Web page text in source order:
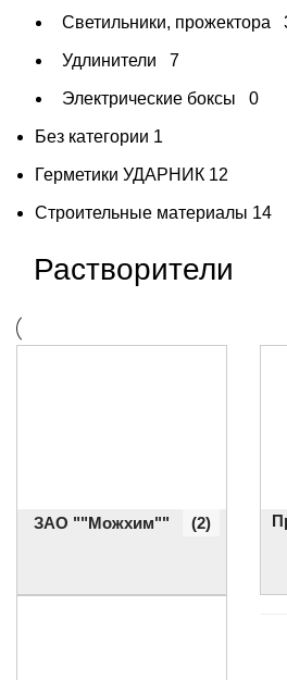
Светильники, прожектора
Удлинители 7
Электрические боксы 0
Без категории 1
Герметики УДАРНИК 12
Строительные материалы 14
Растворители
ЗАО ""Можхим"" (2)